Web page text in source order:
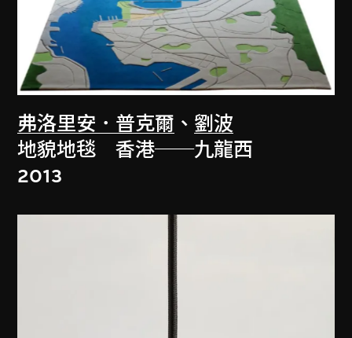
弗洛里安．普克爾 、 劉波
地貌地毯 香港──九龍西
2013